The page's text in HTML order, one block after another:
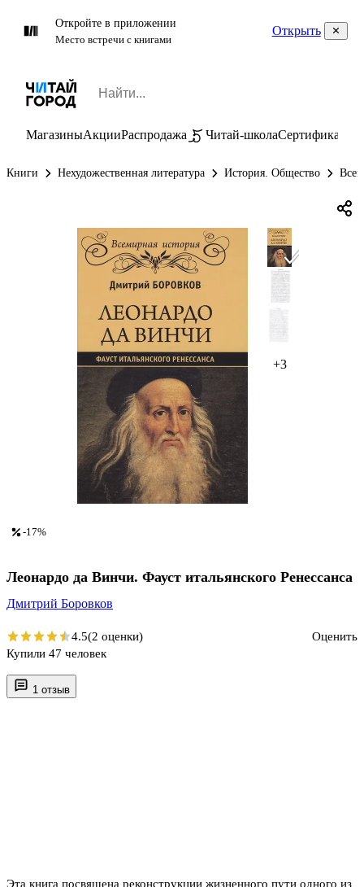
Откройте в приложении
Место встречи с книгами
Открыть
МагазиныАкцииРаспродажа Читай-школаСертификаты
Книги Нехудожественная литература История. Общество
+3
1 отзыв
Эта книга посвящена реконструкции жизненного пути одного из
-17%
Леонардо да Винчи. Фауст итальянского Ренессанса
Дмитрий Боровков
4.5(2 оценки)
Оценить
Купили 47 человек